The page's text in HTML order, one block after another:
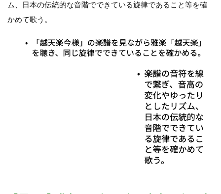
ム、日本の伝統的な音階でできている旋律であること等を確
かめて歌う。